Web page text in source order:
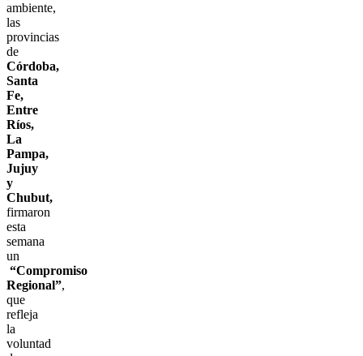
ambiente,
las
provincias
de
Córdoba,
Santa
Fe,
Entre
Ríos,
La
Pampa,
Jujuy
y
Chubut,
firmaron
esta
semana
un
“Compromiso
Regional”,
que
refleja
la
voluntad